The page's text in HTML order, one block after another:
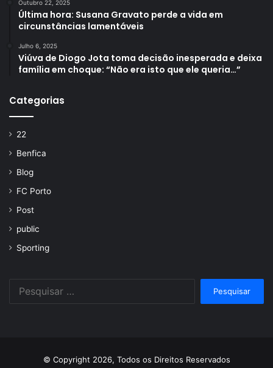
Outubro 22, 2025
Última hora: Susana Gravato perde a vida em
circunstâncias lamentáveis
Julho 6, 2025
Viúva de Diogo Jota toma decisão inesperada e deixa
família em choque: “Não era isto que ele queria…”
Categorias
22
Benfica
Blog
FC Porto
Post
public
Sporting
© Copyright 2026, Todos os Direitos Reservados